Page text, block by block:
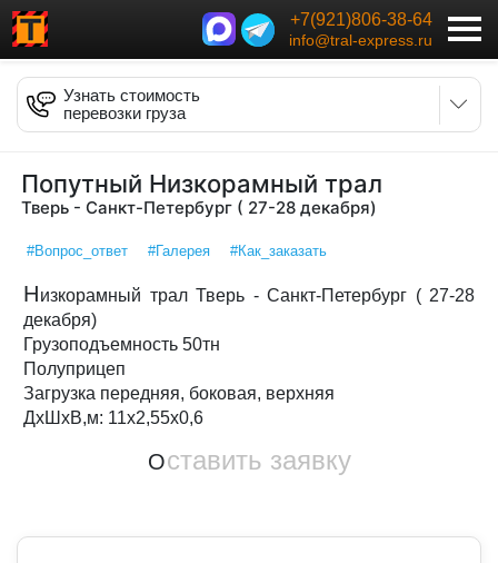
+7(921)806-38-64
info@tral-express.ru
Узнать стоимость
перевозки груза
Попутный Низкорамный трал
Тверь - Санкт-Петербург ( 27-28 декабря)
#Вопрос_ответ #Галерея #Как_заказать
Низкорамный трал Тверь - Санкт-Петербург ( 27-28
декабря)
Грузоподъемность 50тн
Полуприцеп
Загрузка передняя, боковая, верхняя
ДxШxВ,м: 11x2,55x0,6
Оставить заявку